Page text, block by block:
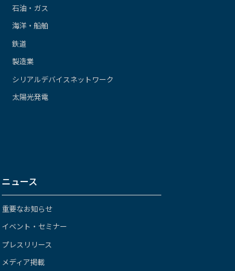
石油・ガス
海洋・船舶
鉄道
製造業
シリアルデバイスネットワーク
太陽光発電
ニュース
重要なお知らせ
イベント・セミナー
プレスリリース
メディア掲載